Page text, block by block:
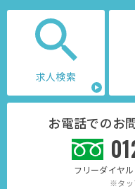
求人検索
お電話でのお
フリーダイヤ
※タッ